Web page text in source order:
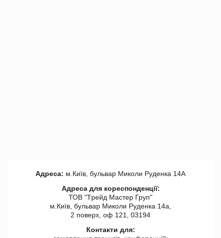
Адреса: м.Київ, бульвар Миколи Руденка 14А
Адреса для кореспонденції:
ТОВ "Tрейд Мастер Груп"
м.Київ, бульвар Миколи Руденка 14а,
2 поверх, оф 121, 03194
Контакти для: